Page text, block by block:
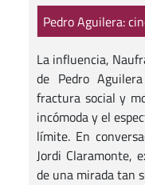
Pedro Aguilera:
La influencia,
de Pedro
fractura social y
incómoda y el
límite. En
Jordi Claramonte,
de una mirada tan